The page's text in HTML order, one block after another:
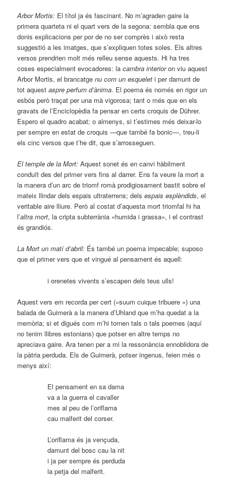
Arbor Mortis: El títol ja és fascinant. No m’agraden gaire la
primera quarteta ni el quart vers de la segona: sembla que ens
donis explicacions per por de no ser comprès i això resta
suggestió a les imatges, que s’expliquen totes soles. Els altres
versos prendrien molt més relleu sense aquests. Hi ha tres
coses especialment evocadores: lacambra interioron viu aquest
Arbor Mortis, el brancatgenu com un esqueleti per damunt de
tot aquestaspre perfum d’ànima. El poema és només en rigor un
esbós però traçat per una mà vigorosa; tant o més que en els
gravats de l’Enciclopèdia fa pensar en certs croquis de Dührer.
Espero el quadro acabat; o almenys, si t’estimes més deixar-lo
per sempre en estat de croquis —que també fa bonic—, treu-li
els cinc versos que t’he dit, que s’arrosseguen.
El temple de la Mort:Aquest sonet és en canvi hàbilment
conduït des del primer vers fins al darrer. Ens fa veure la mort a
la manera d’un arc de triomf romà prodigiosament bastit sobre el
mateix llindar dels espais ultraterrens; delsespais esplèndids, el
veritable aire lliure. Però al costat d’aquesta mort triomfal hi ha
l’altra mort, la cripta subterrània «humida i grassa», i el contrast
és grandiós.
La Mort un matí d’abril: És també un poema impecable; suposo
que el primer vers que et vingué al pensament és aquell:
i orenetes vivents s’escapen dels teus ulls!
Aquest vers em recorda per cert («suum cuique tribuere ») una
balada de Guimerà a la manera d’Uhland que m’ha quedat a la
memòria; si et digués com m’hi tornen tals o tals poemes (aquí
no tenim llibres estonians) que potser en altre temps no
apreciava gaire. Ara tenen per a mi la ressonància ennoblidora de
la pàtria perduda. Els de Guimerà, potser ingenus, feien més o
menys així:
El pensament en sa dama
va a la guerra el cavaller
mes al peu de l’oriflama
cau malferit del corser.
L’oriflama és ja vençuda,
damunt del bosc cau la nit
i ja per sempre és perduda
la petja del malferit.